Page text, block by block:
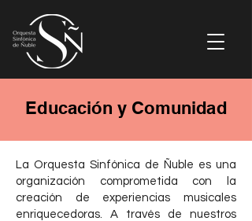
Educación y Comunidad
La Orquesta Sinfónica de Ñuble es una
organización comprometida con la
creación de experiencias musicales
enriquecedoras. A través de nuestros